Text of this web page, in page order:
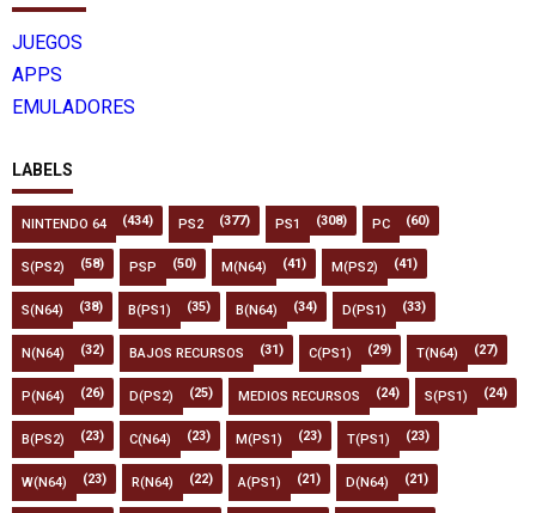
JUEGOS
APPS
EMULADORES
LABELS
NINTENDO 64 (434) PS2 (377) PS1 (308) PC (60)
S(PS2) (58) PSP (50) M(N64) (41) M(PS2) (41)
S(N64) (38) B(PS1) (35) B(N64) (34) D(PS1) (33)
N(N64) (32) BAJOS RECURSOS (31) C(PS1) (29) T(N64) (27)
P(N64) (26) D(PS2) (25) MEDIOS RECURSOS (24) S(PS1) (24)
B(PS2) (23) C(N64) (23) M(PS1) (23) T(PS1) (23)
W(N64) (23) R(N64) (22) A(PS1) (21) D(N64) (21)